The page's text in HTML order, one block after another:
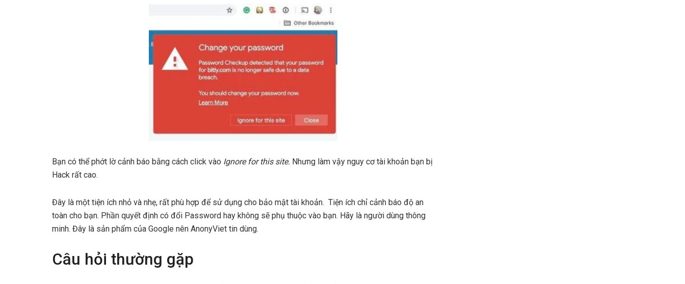
Bạn có thể phớt lờ cảnh báo bằng cách click vào Ignore for this site. Nhưng làm vậy nguy cơ tài khoản bạn bị
Hack rất cao.
Đây là một tiện ích nhỏ và nhẹ, rất phù hợp để sử dụng cho bảo mật tài khoản. Tiện ích chỉ cảnh báo độ an
toàn cho bạn. Phần quyết định có đổi Password hay không sẽ phụ thuộc vào bạn. Hãy là người dùng thông
minh. Đây là sản phẩm của Google nên AnonyViet tin dùng.
Câu hỏi thường gặp